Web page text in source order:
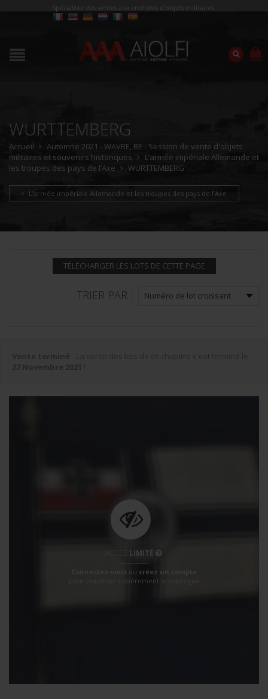
Spécialiste des ventes aux enchères d'objets militaires
WURTTEMBERG
Accueil
Automne 2021 - WAVRE, BE - Session de vente d'objets
militaires et souvenirs historiques
L’armée impériale Allemande et
les troupes des pays de l’Axe
WURTTEMBERG
L’armée impériale Allemande et les troupes des pays de l’Axe
TÉLÉCHARGER LES LOTS DE CETTE PAGE
TRIER PAR :
LIMITÉ
Connectez-vous ou créez un compte
pour visualiser entièrement le catalogue